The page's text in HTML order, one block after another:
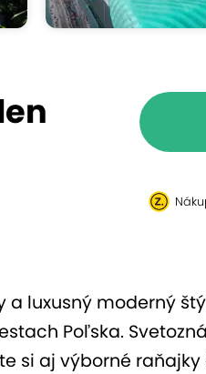
luxusný moderný
Poľska.
si aj výborné